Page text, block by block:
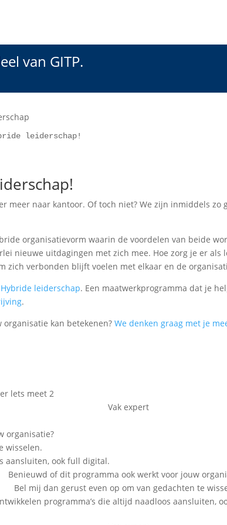
van GITP.
leiderschap!
meer naar kantoor. Of toch niet? We zijn inmiddels
organisatievorm waarin de voordelen van beide
nieuwe uitdagingen met zich mee. Hoe zorg je er
zich verbonden blijft voelen met elkaar en de
leiderschap. Een maatwerkprogramma dat je
.
kan betekenen?We denken graag met je
Vak expert
organisatie?
wisselen.
aansluiten, ook full digital.
Benieuwd of dit programma ook werkt voor jouw
Bel mij dan gerust even op om van gedachten te
programma’s die altijd naadloos aansluiten,